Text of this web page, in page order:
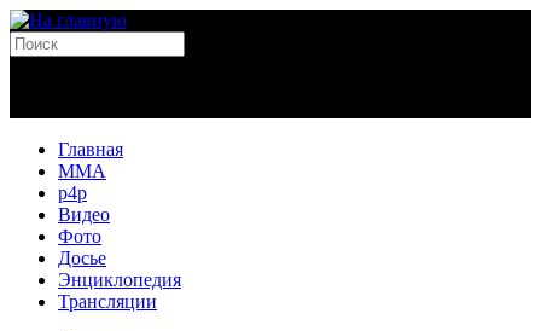
Главная
MMA
p4p
Видео
Фото
Досье
Энциклопедия
Трансляции